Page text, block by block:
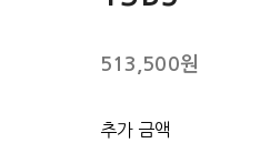
513,500원
추가 금액